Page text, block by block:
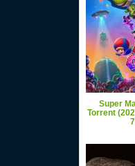
Super
Torrent